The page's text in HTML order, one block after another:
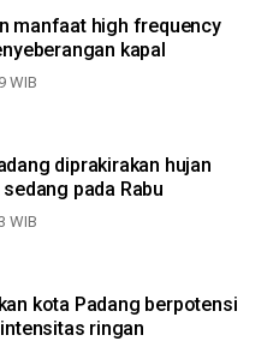
manfaat high frequency
kapal
WIB
diprakirakan hujan
pada Rabu
WIB
kota Padang berpotensi
ringan